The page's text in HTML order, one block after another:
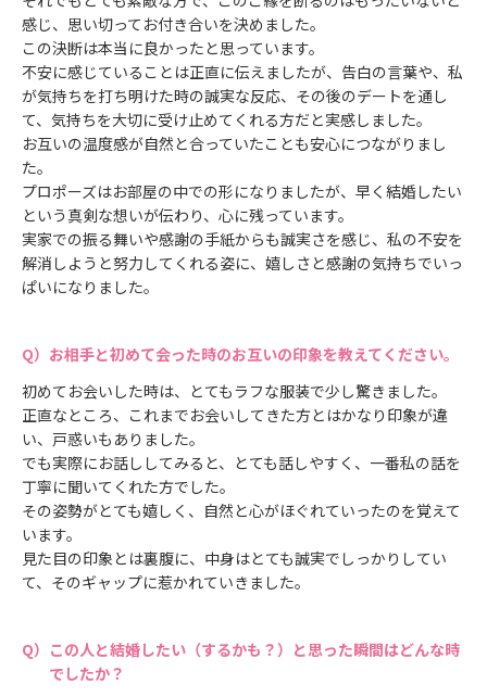
感じ、思い切ってお付き合いを決めました。
この決断は本当に良かったと思っています。
不安に感じていることは正直に伝えましたが、告白の言葉や、私
が気持ちを打ち明けた時の誠実な反応、その後のデートを通し
て、気持ちを大切に受け止めてくれる方だと実感しました。
お互いの温度感が自然と合っていたことも安心につながりまし
た。
プロポーズはお部屋の中での形になりましたが、早く結婚したい
という真剣な想いが伝わり、心に残っています。
実家での振る舞いや感謝の手紙からも誠実さを感じ、私の不安を
解消しようと努力してくれる姿に、嬉しさと感謝の気持ちでいっ
ぱいになりました。
お相手と初めて会った時のお互いの印象を教えてください。
初めてお会いした時は、とてもラフな服装で少し驚きました。
正直なところ、これまでお会いしてきた方とはかなり印象が違
い、戸惑いもありました。
でも実際にお話ししてみると、とても話しやすく、一番私の話を
丁寧に聞いてくれた方でした。
その姿勢がとても嬉しく、自然と心がほぐれていったのを覚えて
います。
見た目の印象とは裏腹に、中身はとても誠実でしっかりしてい
て、そのギャップに惹かれていきました。
この人と結婚したい（するかも？）と思った瞬間はどんな時
でしたか？